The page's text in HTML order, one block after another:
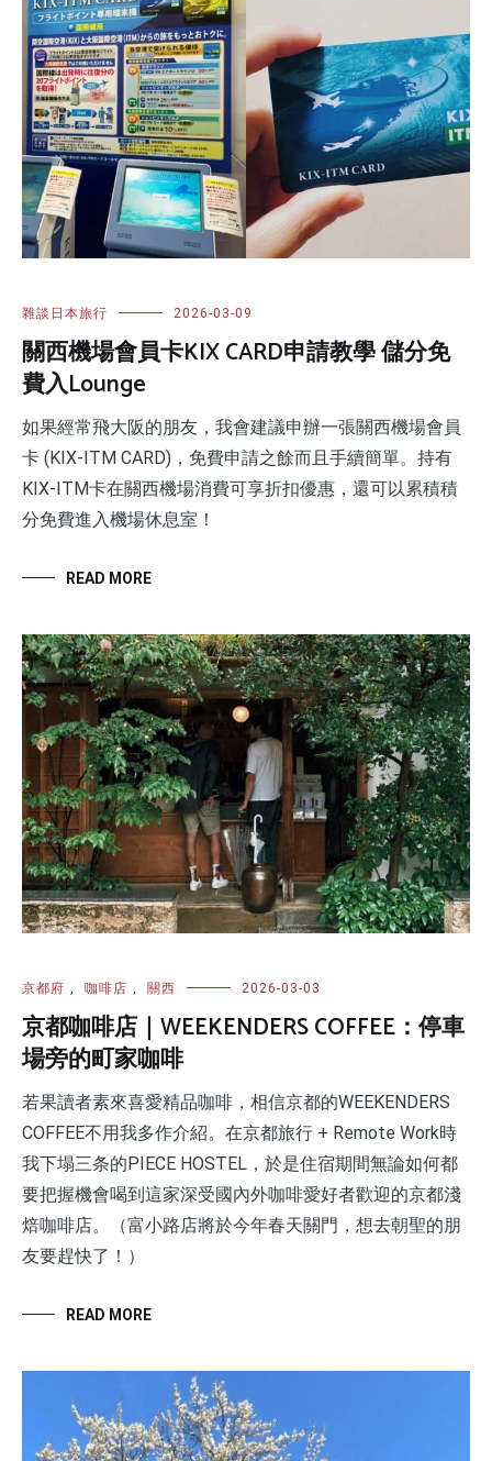
雜談日本旅行 2026-03-09
關西機場會員卡KIX CARD申請教學 儲分免
費入Lounge
如果經常飛大阪的朋友，我會建議申辦一張關西機場會員
卡 (KIX-ITM CARD)，免費申請之餘而且手續簡單。持有
KIX-ITM卡在關西機場消費可享折扣優惠，還可以累積積
分免費進入機場休息室！
READ MORE
京都府 , 咖啡店 , 關西 2026-03-03
京都咖啡店｜WEEKENDERS COFFEE：停車
場旁的町家咖啡
若果讀者素來喜愛精品咖啡，相信京都的WEEKENDERS
COFFEE不用我多作介紹。在京都旅行 + Remote Work時
我下塌三条的PIECE HOSTEL，於是住宿期間無論如何都
要把握機會喝到這家深受國內外咖啡愛好者歡迎的京都淺
焙咖啡店。（富小路店將於今年春天關門，想去朝聖的朋
友要趕快了！）
READ MORE